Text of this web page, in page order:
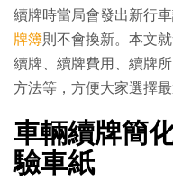
續牌時當局會發出新行
牌簿則不會換新。本文
續牌、續牌費用、續牌
方法等，方便大家選擇最
車輛續牌簡
驗車紙